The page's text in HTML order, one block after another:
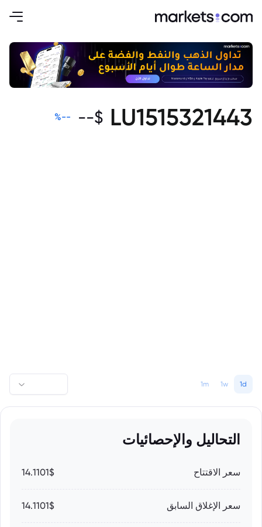
LU1515321443
$
--
--
%
1d
1w
1m
التحاليل والإحصائيات
سعر الاقتتاح 14.1101$
سعر الإغلاق السابق 14.1101$